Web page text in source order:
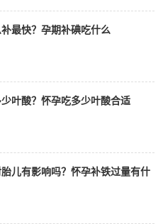
最快？孕期补碘吃什么
叶酸？怀孕吃多少叶酸合适
儿有影响吗？怀孕补铁过量有什